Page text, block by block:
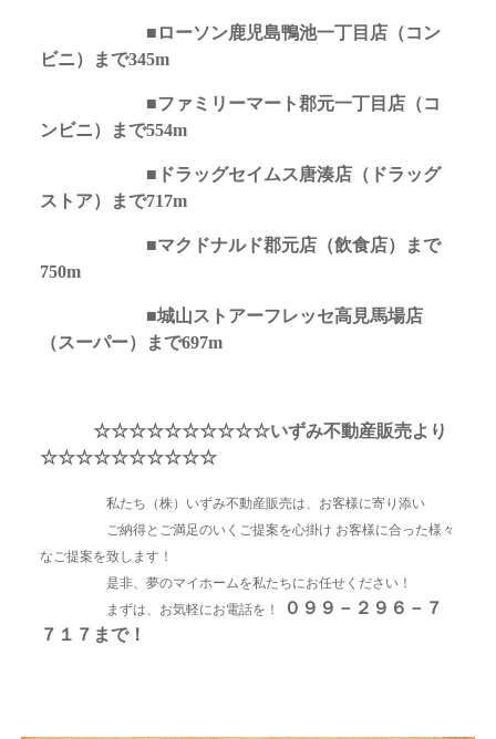
■ローソン鹿児島鴨池一丁目店（コン
ビニ）まで345m
■ファミリーマート郡元一丁目店（コ
ンビニ）まで554m
■ドラッグセイムス唐湊店（ドラッグ
ストア）まで717m
■マクドナルド郡元店（飲食店）まで
750m
■城山ストアーフレッセ高見馬場店
（スーパー）まで697m
☆☆☆☆☆☆☆☆☆☆いずみ不動産販売より
☆☆☆☆☆☆☆☆☆☆
私たち（株）いずみ不動産販売は、お客様に寄り添い
ご納得とご満足のいくご提案を心掛け お客様に合った様々
なご提案を致します！
是非、夢のマイホームを私たちにお任せください！
まずは、お気軽にお電話を！
０９９－２９６－７
７１７まで！